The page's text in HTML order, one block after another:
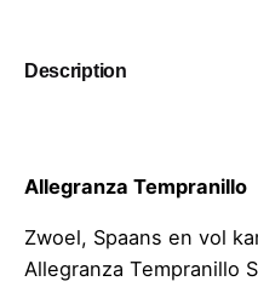
Description
Allegranza Tempranillo
Zwoel, Spaans en vol
Allegranza Tempranillo